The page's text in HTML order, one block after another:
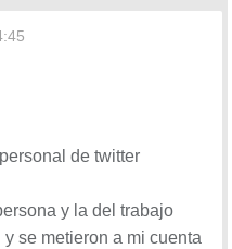
de twitter
y la del trabajo
se metieron a mi cuenta